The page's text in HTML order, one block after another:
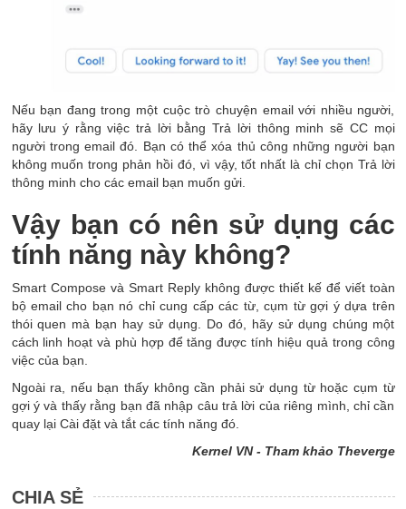
Nếu bạn đang trong một cuộc trò chuyện email với nhiều người,
hãy lưu ý rằng việc trả lời bằng Trả lời thông minh sẽ CC mọi
người trong email đó. Bạn có thể xóa thủ công những người bạn
không muốn trong phản hồi đó, vì vậy, tốt nhất là chỉ chọn Trả lời
thông minh cho các email bạn muốn gửi.
Vậy bạn có nên sử dụng các
tính năng này không?
Smart Compose và Smart Reply không được thiết kế để viết toàn
bộ email cho bạn nó chỉ cung cấp các từ, cụm từ gợi ý dựa trên
thói quen mà bạn hay sử dụng. Do đó, hãy sử dụng chúng một
cách linh hoạt và phù hợp để tăng được tính hiệu quả trong công
việc của bạn.
Ngoài ra, nếu bạn thấy không cần phải sử dụng từ hoặc cụm từ
gợi ý và thấy rằng bạn đã nhập câu trả lời của riêng mình, chỉ cần
quay lại Cài đặt và tắt các tính năng đó.
Kernel VN - Tham khảo Theverge
CHIA SẺ